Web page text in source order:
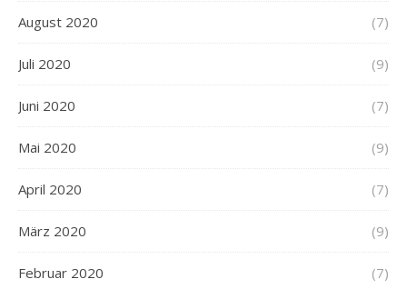
August 2020 (7)
Juli 2020 (9)
Juni 2020 (7)
Mai 2020 (9)
April 2020 (7)
März 2020 (9)
Februar 2020 (7)